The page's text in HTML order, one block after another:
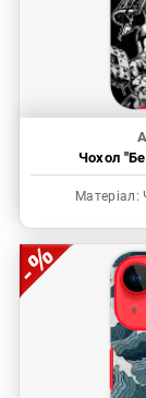
Чохол
Матеріал: